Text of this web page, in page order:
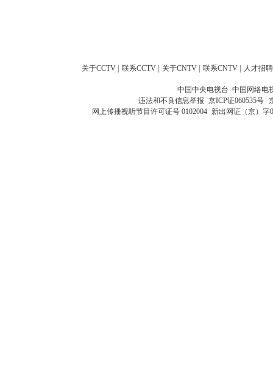
关于CCTV 联系CCTV 关于CNTV 联系CNTV 人才招聘
中国中央电视台 中国网络电
违法和不良信息举报 京ICP证060535号
网上传播视听节目许可证号 0102004 新出网证（京）